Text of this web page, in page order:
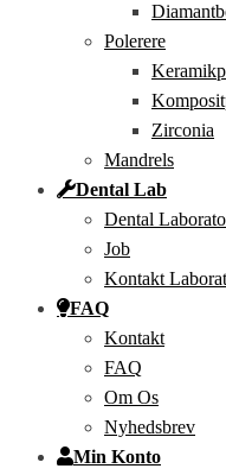
Polerere
Zirconia
Mandrels
Dental Lab
Dental
Job
Kontakt
FAQ
Kontakt
FAQ
Om Os
Nyhedsbrev
Min Konto